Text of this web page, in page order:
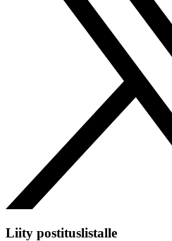
Liity postituslistalle